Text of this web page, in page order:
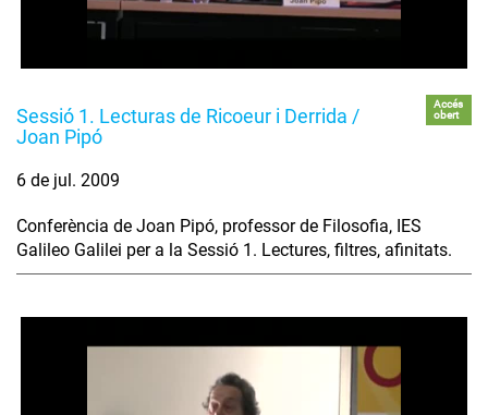
Sessió 1. Lecturas de Ricoeur i Derrida /
Joan Pipó
Accés
obert
6 de jul. 2009
Conferència de Joan Pipó, professor de Filosofia, IES
Galileo Galilei per a la Sessió 1. Lectures, filtres, afinitats.